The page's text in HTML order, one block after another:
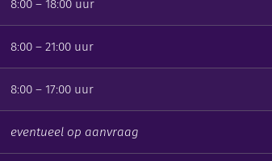
8:00 – 18:00 uur
8:00 – 21:00 uur
8:00 – 17:00 uur
eventueel op aanvraag